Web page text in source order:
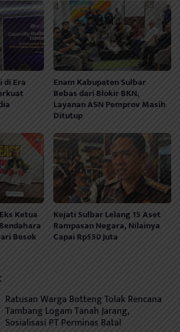
di Era Enam Kabupaten Sulbar
Bebas dari Blokir BKN,
Layanan ASN Pemprov Masih
Ditutup
Ketua
Besok
Kejati Sulbar Lelang 15 Aset
Rampasan Negara, Nilainya
Capai Rp550 Juta
Ratusan Warga Botteng Tolak Rencana
Tambang Logam Tanah Jarang,
Sosialisasi PT Perminas Batal